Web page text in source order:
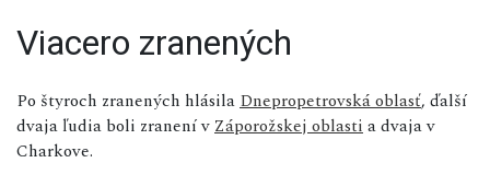
Viacero zranených
Po štyroch zranených hlásila Dnepropetrovská oblasť, ďalší
dvaja ľudia boli zranení v Záporožskej oblasti a dvaja v
Charkove.